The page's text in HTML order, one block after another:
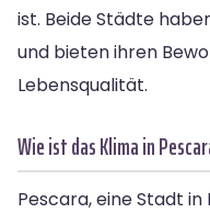
ist. Beide Städte
und bieten ihren
Lebensqualität.
Wie ist das Klima in
Pescara, eine Stadt